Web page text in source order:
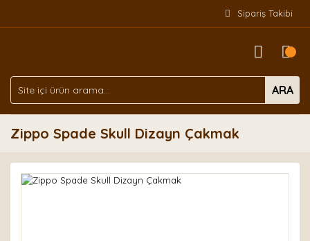
Sipariş Takibi
ARA
Zippo Spade Skull Dizayn Çakmak